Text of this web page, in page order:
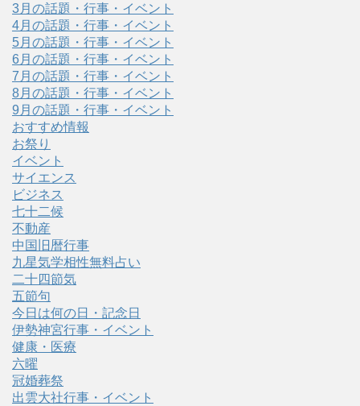
3月の話題・行事・イベント
4月の話題・行事・イベント
5月の話題・行事・イベント
6月の話題・行事・イベント
7月の話題・行事・イベント
8月の話題・行事・イベント
9月の話題・行事・イベント
おすすめ情報
お祭り
イベント
サイエンス
ビジネス
七十二候
不動産
中国旧暦行事
九星気学相性無料占い
二十四節気
五節句
今日は何の日・記念日
伊勢神宮行事・イベント
健康・医療
六曜
冠婚葬祭
出雲大社行事・イベント